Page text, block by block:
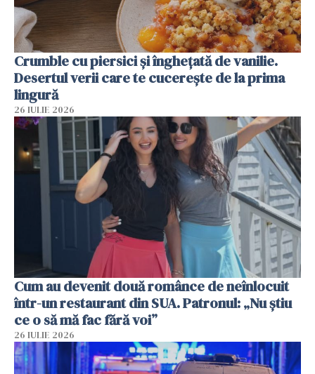
Crumble cu piersici și înghețată de vanilie.
Desertul verii care te cucerește de la prima
lingură
26 IULIE 2026
Cum au devenit două românce de neînlocuit
într-un restaurant din SUA. Patronul: „Nu știu
ce o să mă fac fără voi”
26 IULIE 2026